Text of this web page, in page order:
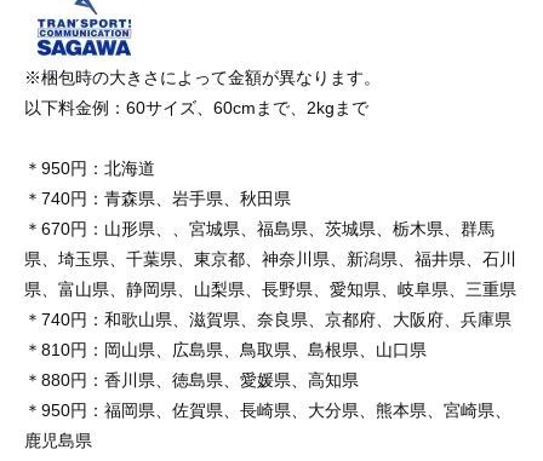
※梱包時の大きさによって金額が異なります。
以下料金例：60サイズ、60cmまで、2kgまで
＊950円：北海道
＊740円：青森県、岩手県、秋田県
＊670円：山形県、、宮城県、福島県、茨城県、栃木県、群馬
県、埼玉県、千葉県、東京都、神奈川県、新潟県、福井県、石川
県、富山県、静岡県、山梨県、長野県、愛知県、岐阜県、三重県
＊740円：和歌山県、滋賀県、奈良県、京都府、大阪府、兵庫県
＊810円：岡山県、広島県、鳥取県、島根県、山口県
＊880円：香川県、徳島県、愛媛県、高知県
＊950円：福岡県、佐賀県、長崎県、大分県、熊本県、宮崎県、
鹿児島県